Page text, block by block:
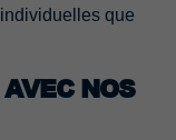
que
NOS